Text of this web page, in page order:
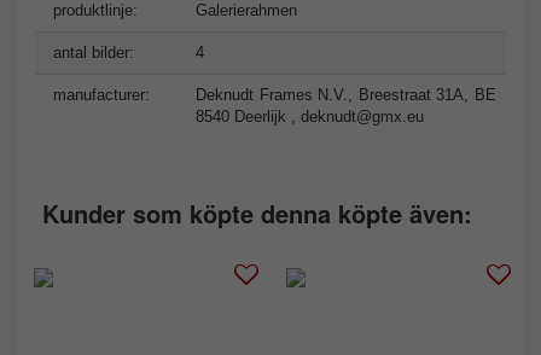
produktlinje: Galerierahmen
antal bilder: 4
manufacturer:
Deknudt Frames N.V., Breestraat 31A, BE
8540 Deerlijk , deknudt@gmx.eu
Kunder som köpte denna köpte även: